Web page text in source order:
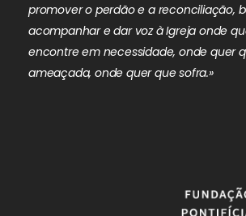
promover o perdão e a reconciliação,
acompanhar e dar voz à Igreja onde
encontre em necessidade, onde quer
ameaçada, onde quer que sofra.»